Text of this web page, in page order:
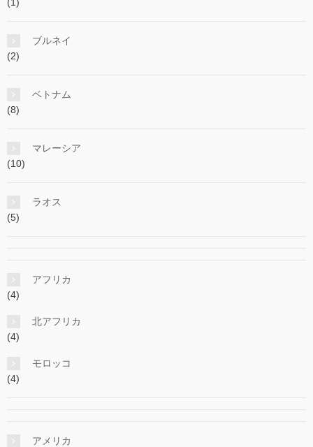
ブルネイ
(2)
ベトナム
(8)
マレーシア
(10)
ラオス
(5)
アフリカ
(4)
北アフリカ
(4)
モロッコ
(4)
アメリカ